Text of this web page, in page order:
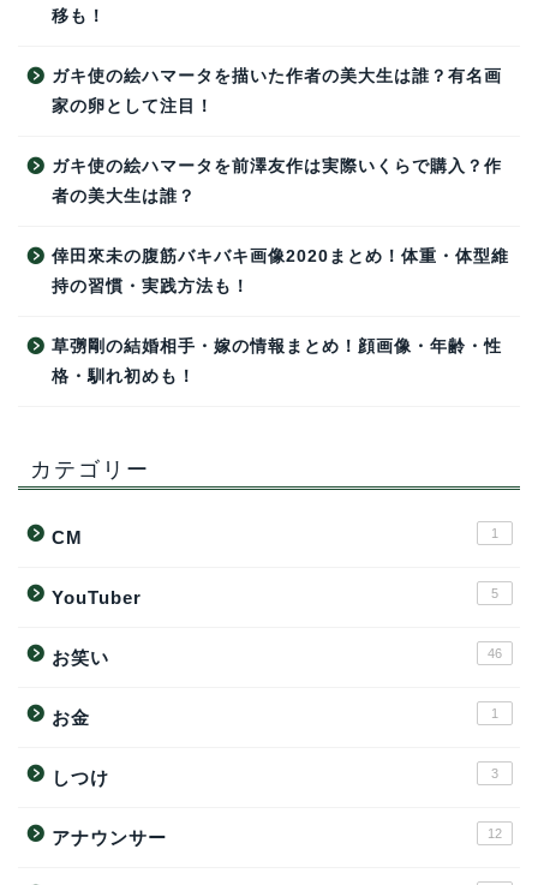
移も！
ガキ使の絵ハマータを描いた作者の美大生は誰？有名画
家の卵として注目！
ガキ使の絵ハマータを前澤友作は実際いくらで購入？作
者の美大生は誰？
倖田來未の腹筋バキバキ画像2020まとめ！体重・体型維
持の習慣・実践方法も！
草彅剛の結婚相手・嫁の情報まとめ！顔画像・年齢・性
格・馴れ初めも！
カテゴリー
CM 1
YouTuber 5
お笑い 46
お金 1
しつけ 3
アナウンサー 12